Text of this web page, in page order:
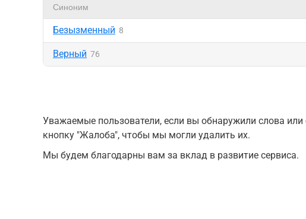
Синоним
Безызменный 8
Верный 76
Уважаемые пользователи, если вы обнаружили слова
кнопку "Жалоба", чтобы мы могли удалить их.
Мы будем благодарны вам за вклад в развитие сервиса.